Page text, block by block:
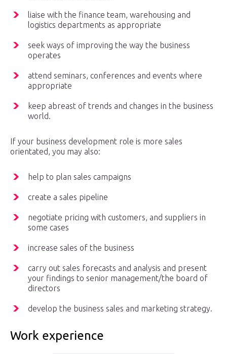
liaise with the finance team, warehousing and
logistics departments as appropriate
seek ways of improving the way the business
operates
attend seminars, conferences and events where
appropriate
keep abreast of trends and changes in the business
world.
If your business development role is more sales
orientated, you may also:
help to plan sales campaigns
create a sales pipeline
negotiate pricing with customers, and suppliers in
some cases
increase sales of the business
carry out sales forecasts and analysis and present
your findings to senior management/the board of
directors
develop the business sales and marketing strategy.
Work experience